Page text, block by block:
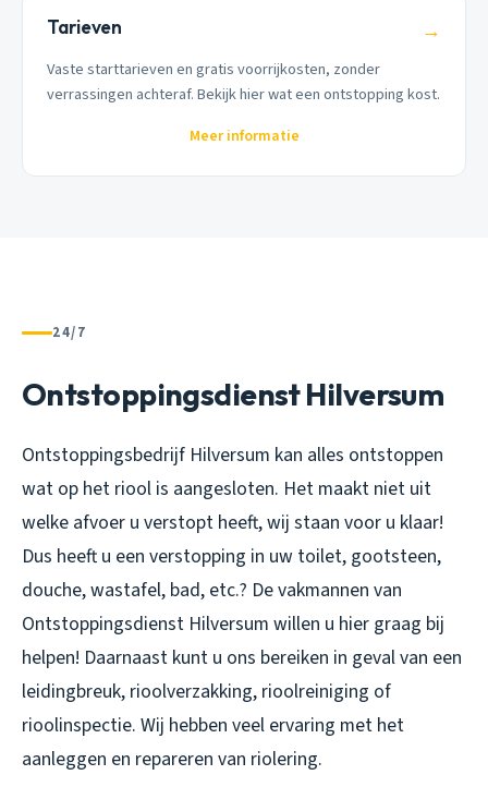
Tarieven →
Vaste starttarieven en gratis voorrijkosten, zonder
verrassingen achteraf. Bekijk hier wat een ontstopping kost.
Meer informatie
24/7
Ontstoppingsdienst Hilversum
Ontstoppingsbedrijf Hilversum kan alles ontstoppen
wat op het riool is aangesloten. Het maakt niet uit
welke afvoer u verstopt heeft, wij staan voor u klaar!
Dus heeft u een verstopping in uw toilet, gootsteen,
douche, wastafel, bad, etc.? De vakmannen van
Ontstoppingsdienst Hilversum willen u hier graag bij
helpen! Daarnaast kunt u ons bereiken in geval van een
leidingbreuk, rioolverzakking, rioolreiniging of
rioolinspectie. Wij hebben veel ervaring met het
aanleggen en repareren van riolering.